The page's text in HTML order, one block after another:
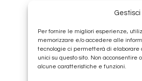
Gestisci
Per fornire le migliori esperienze,
memorizzare e/o accedere alle
tecnologie ci permetterà di elaborare
unici su questo sito. Non
alcune caratteristiche e funzioni.
Ottobre 2016
Febbraio 2016
Gennaio 2016